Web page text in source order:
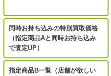
同時お持ち込みの特別買取価格
（指定商品Aと同時お持ち込み
で査定UP）
指定商品B一覧（店舗が欲しい